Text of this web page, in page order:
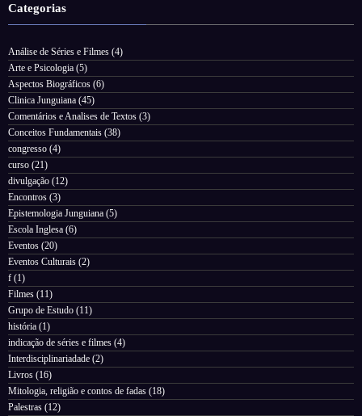
Categorias
Análise de Séries e Filmes (4)
Arte e Psicologia (5)
Aspectos Biográficos (6)
Clinica Junguiana (45)
Comentários e Analises de Textos (3)
Conceitos Fundamentais (38)
congresso (4)
curso (21)
divulgação (12)
Encontros (3)
Epistemologia Junguiana (5)
Escola Inglesa (6)
Eventos (20)
Eventos Culturais (2)
f (1)
Filmes (11)
Grupo de Estudo (11)
história (1)
indicação de séries e filmes (4)
Interdisciplinariadade (2)
Livros (16)
Mitologia, religião e contos de fadas (18)
Palestras (12)